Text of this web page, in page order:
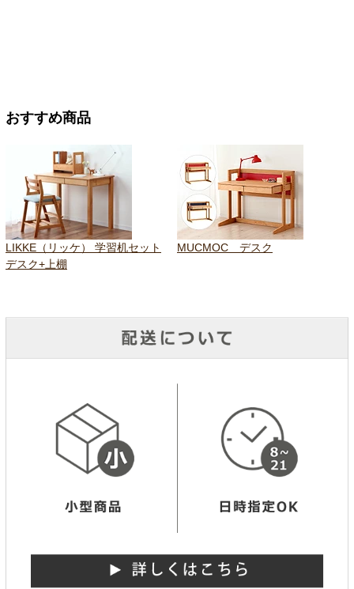
おすすめ商品
LIKKE（リッケ） 学習机セット
デスク+上棚
MUCMOC デスク